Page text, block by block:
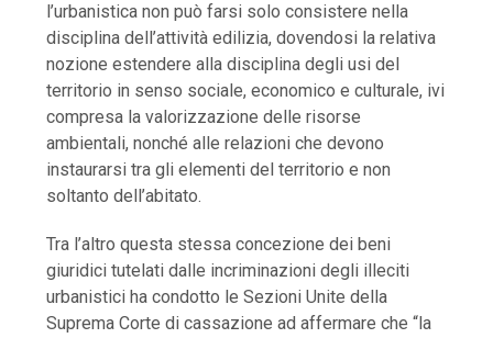
l’urbanistica non può farsi solo consistere nella
disciplina dell’attività edilizia, dovendosi la relativa
nozione estendere alla disciplina degli usi del
territorio in senso sociale, economico e culturale, ivi
compresa la valorizzazione delle risorse
ambientali, nonché alle relazioni che devono
instaurarsi tra gli elementi del territorio e non
soltanto dell’abitato.
Tra l’altro questa stessa concezione dei beni
giuridici tutelati dalle incriminazioni degli illeciti
urbanistici ha condotto le Sezioni Unite della
Suprema Corte di cassazione ad affermare che “la